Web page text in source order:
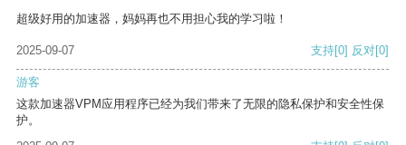
超级好用的加速器，妈妈再也不用担心我的学习啦！
2025-09-07 支持[0] 反对[0]
游客
这款加速器VPM应用程序已经为我们带来了无限的隐私保护和安全性保
护。